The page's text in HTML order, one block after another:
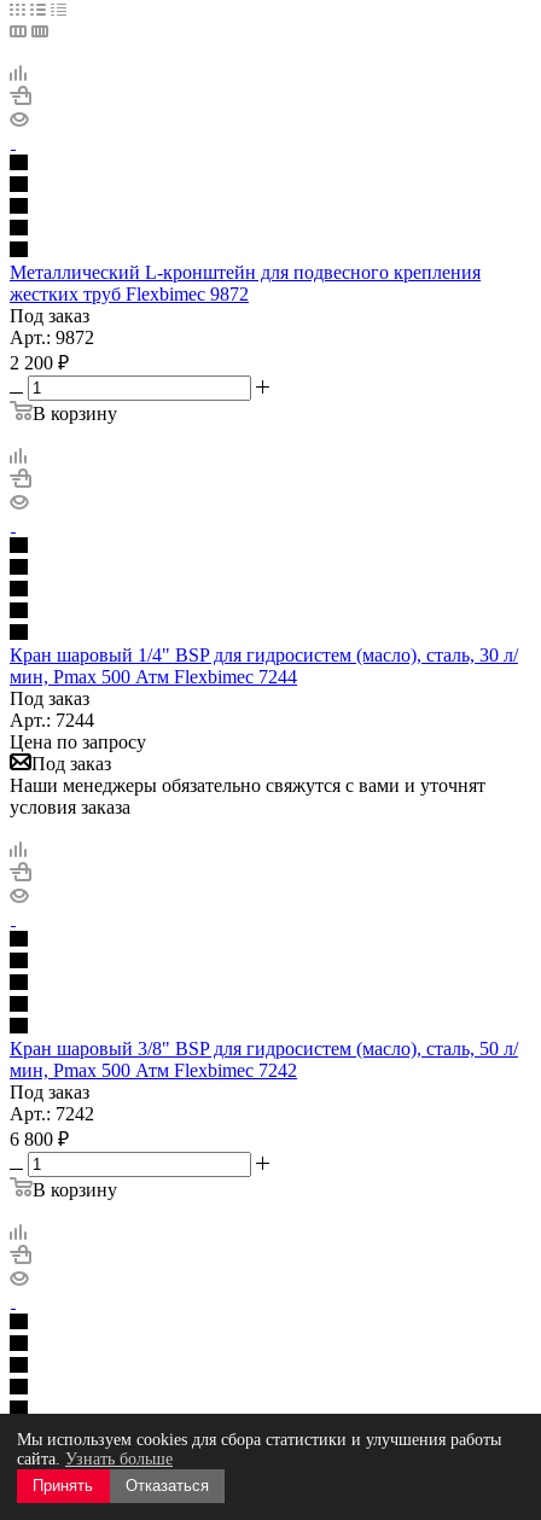
Металлический L-кронштейн для подвесного крепления
жестких труб Flexbimec 9872
Под заказ
Арт.: 9872
2 200 ₽
В корзину
Кран шаровый 1/4" BSP для гидросистем (масло), сталь, 30 л/
мин, Pmax 500 Атм Flexbimec 7244
Под заказ
Арт.: 7244
Цена по запросу
Под заказ
Наши менеджеры обязательно свяжутся с вами и уточнят
условия заказа
Кран шаровый 3/8" BSP для гидросистем (масло), сталь, 50 л/
мин, Pmax 500 Атм Flexbimec 7242
Под заказ
Арт.: 7242
6 800 ₽
В корзину
Кран шаровый 1/2" BSP для гидросистем (масло), сталь, 80 л/
мин, Pmax 500 Атм Flexbimec 7241
Под заказ
Арт.: 7241
Мы используем cookies для сбора статистики и улучшения работы
сайта. Узнать больше
Принять
Отказаться